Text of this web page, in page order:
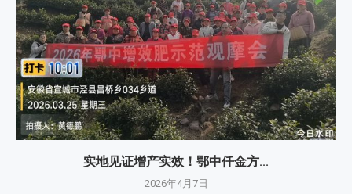
实地见证增产实效！鄂中仟金方...
2026年4月7日